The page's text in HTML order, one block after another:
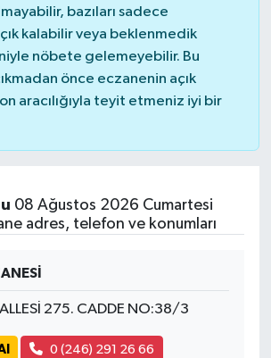
bazıları sadece
kalabilir veya beklenmedik
nöbete gelemeyebilir. Bu
önce eczanenin açık
aracılığıyla teyit etmeniz iyi bir
08 Ağustos 2026 Cumartesi
adres, telefon ve konumları
275. CADDE NO:38/3
0 (246) 291 26 66